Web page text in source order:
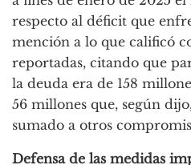
respecto al déficit que
mención a lo que calificó
reportadas, citando que
la deuda era de 158
56 millones que, según
sumado a otros
Defensa de las medidas